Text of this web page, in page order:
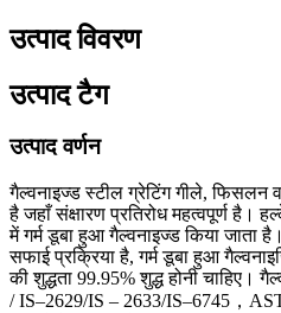
उत्पाद विवरण
उत्पाद टैग
उत्पाद वर्णन
गैल्वनाइज्ड स्टील ग्रेटिंग गीले, फिसलन
है जहाँ संक्षारण प्रतिरोध महत्वपूर्ण है।
में गर्म डूबा हुआ गैल्वनाइज्ड किया जाता
सफाई प्रक्रिया है, गर्म डूबा हुआ
की शुद्धता 99.95% शुद्ध होनी चाहिए।
/ IS–2629/IS – 2633/IS–6745，